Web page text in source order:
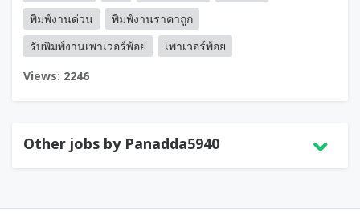
พิมพ์งานด่วน
พิมพ์งานราคาถูก
รับพิมพ์งานเพาเวอร์พ้อย
เพาเวอร์พ้อย
Views: 2246
Other jobs by Panadda5940